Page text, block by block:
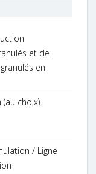
et de
en
choix)
/ Ligne